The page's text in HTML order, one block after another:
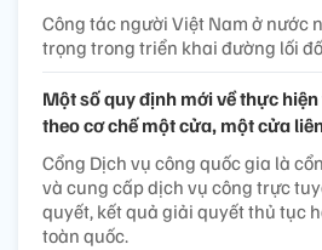
Công tác người Việt Nam ở nước
trọng trong triển khai đường lối
Một số quy định mới về thực
theo cơ chế một cửa, một cửa
Cổng Dịch vụ công quốc gia là
và cung cấp dịch vụ công trực
quyết, kết quả giải quyết thủ tục
toàn quốc.